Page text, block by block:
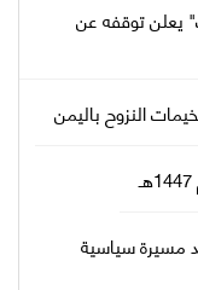
يعلن توقفه عن
النزوح باليمن
مسيرة سياسية